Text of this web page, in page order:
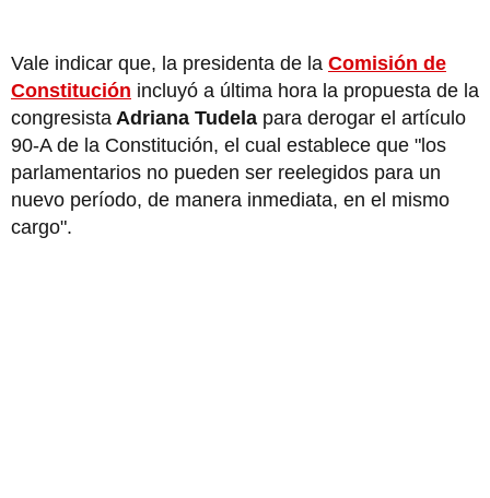
Vale indicar que, la presidenta de la Comisión de
Constitución incluyó a última hora la propuesta de la
congresista Adriana Tudela para derogar el artículo
90-A de la Constitución, el cual establece que "los
parlamentarios no pueden ser reelegidos para un
nuevo período, de manera inmediata, en el mismo
cargo".